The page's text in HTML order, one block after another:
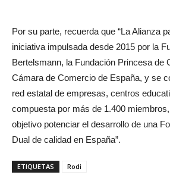
Por su parte, recuerda que “La Alianza
iniciativa impulsada desde 2015 por la
Bertelsmann, la Fundación Princesa de
Cámara de Comercio de España, y se
red estatal de empresas, centros
compuesta por más de 1.400
objetivo potenciar el desarrollo de una
Dual de calidad en España”.
ETIQUETAS Rodi